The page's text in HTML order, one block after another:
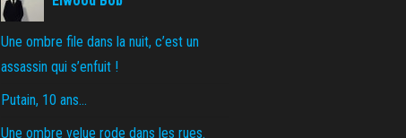
Une ombre file dans la nuit, c’est un
assassin qui s’enfuit !
Putain, 10 ans…
Une ombre velue rode dans les rues.